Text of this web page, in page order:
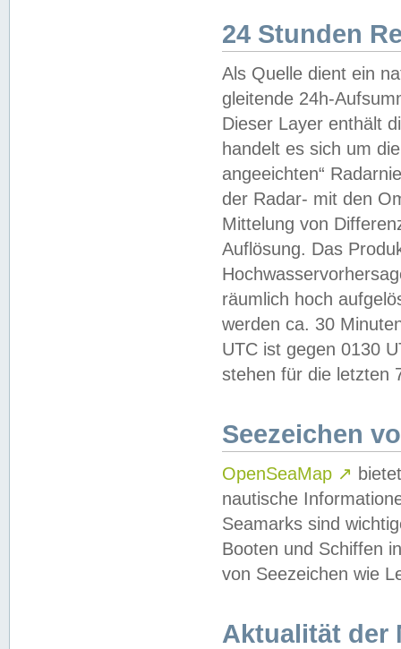
24 Stunden
Als Quelle dient ein
gleitende 24h-
Dieser Layer enthält
handelt es sich um
angeeichten“
der Radar- mit den
Mittelung von
Auflösung. Das
räumlich hoch
werden ca. 30
UTC ist gegen 0130
stehen für die letzten
Seezeichen
OpenSeaMap ↗
nautische
Seamarks sind
Booten und Schiffen
von Seezeichen wie
Aktualität der